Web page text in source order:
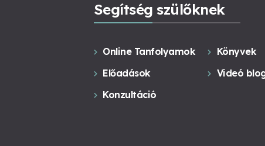
Segítség szülőknek
Online Tanfolyamok
Könyvek
Előadások
Videó
Konzultáció